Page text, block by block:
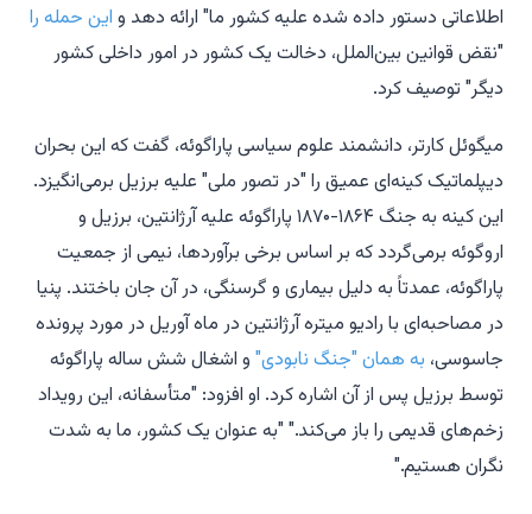
اطلاعاتی دستور داده شده علیه کشور ما" ارائه دهد و این حمله را
"نقض قوانین بین‌الملل، دخالت یک کشور در امور داخلی کشور
دیگر" توصیف کرد.
میگوئل کارتر، دانشمند علوم سیاسی پاراگوئه، گفت که این بحران
دیپلماتیک کینه‌ای عمیق را "در تصور ملی" علیه برزیل برمی‌انگیزد.
این کینه به جنگ ۱۸۶۴-۱۸۷۰ پاراگوئه علیه آرژانتین، برزیل و
اروگوئه برمی‌گردد که بر اساس برخی برآوردها، نیمی از جمعیت
پاراگوئه، عمدتاً به دلیل بیماری و گرسنگی، در آن جان باختند. پنیا
در مصاحبه‌ای با رادیو میتره آرژانتین در ماه آوریل در مورد پرونده
جاسوسی، به همان "جنگ نابودی" و اشغال شش ساله پاراگوئه
توسط برزیل پس از آن اشاره کرد. او افزود: "متأسفانه، این رویداد
زخم‌های قدیمی را باز می‌کند." "به عنوان یک کشور، ما به شدت
نگران هستیم."